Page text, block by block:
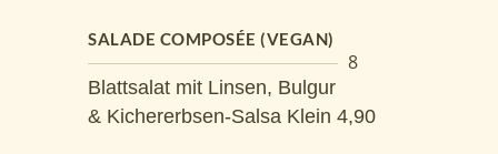
SALADE COMPOSÉE (VEGAN)
8
Blattsalat mit Linsen, Bulgur
& Kichererbsen-Salsa Klein 4,90